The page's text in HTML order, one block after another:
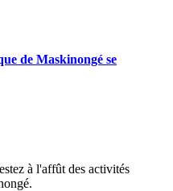
de Maskinongé se
à l'affût des activités